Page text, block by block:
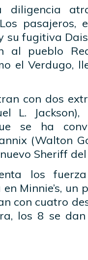
diligencia
pasajeros,
su fugitiva
al pueblo
el Verdugo,
con dos
L.
se ha
(Walton
Sheriff
los
Minnie’s, un
con cuatro
los 8 se